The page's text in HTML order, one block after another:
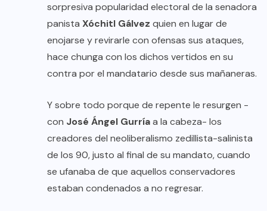
sorpresiva popularidad electoral de la senadora
panista Xóchitl Gálvez quien en lugar de
enojarse y revirarle con ofensas sus ataques,
hace chunga con los dichos vertidos en su
contra por el mandatario desde sus mañaneras.
Y sobre todo porque de repente le resurgen -
con José Ángel Gurríaa la cabeza- los
creadores del neoliberalismo zedillista-salinista
de los 90, justo al final de su mandato, cuando
se ufanaba de que aquellos conservadores
estaban condenados a no regresar.